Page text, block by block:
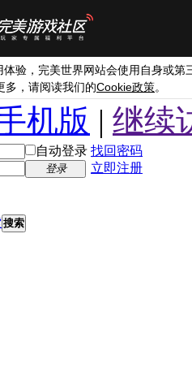
验，完美世界网站会使用自身或第
多，请阅读我们的Cookie政策。
机版 | 继续
自动登录 找回密码
登录 立即注册
搜索